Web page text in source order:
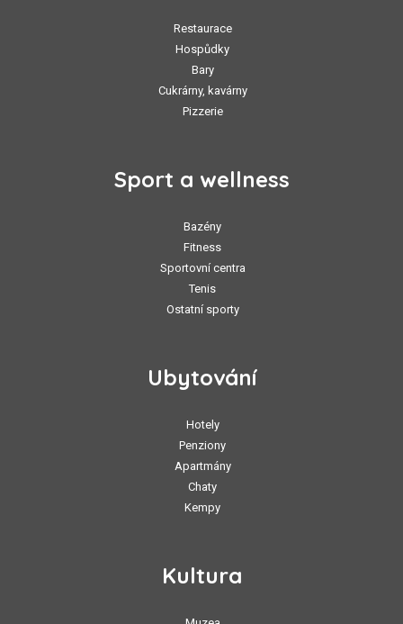
Restaurace
Hospůdky
Bary
Cukrárny, kavárny
Pizzerie
Sport a wellness
Bazény
Fitness
Sportovní centra
Tenis
Ostatní sporty
Ubytování
Hotely
Penziony
Apartmány
Chaty
Kempy
Kultura